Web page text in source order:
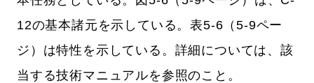
12の基本諸元を示している。表5-6（5-9ペー
ジ）は特性を示している。詳細については、該
当する技術マニュアルを参照のこと。